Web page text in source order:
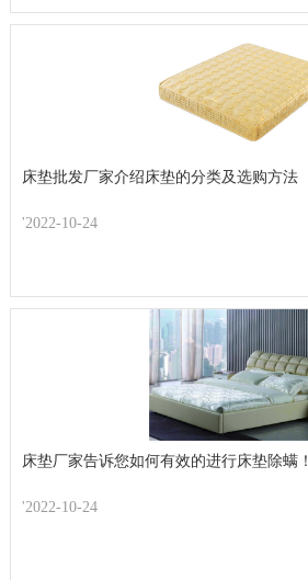
床垫批发厂家介绍床垫的分类及选购方法
'2022-10-24
床垫厂家告诉您如何有效的进行床垫除螨！
'2022-10-24